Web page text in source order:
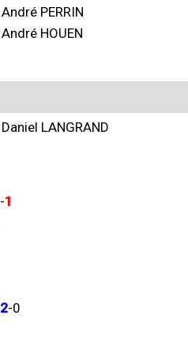
André PERRIN
André HOUEN
Daniel LANGRAND
-1
2-0